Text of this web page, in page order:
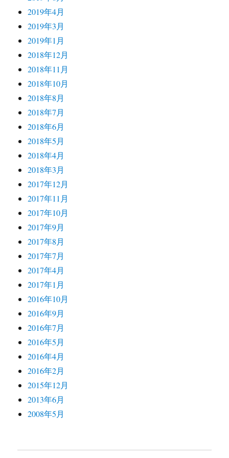
2019年4月
2019年3月
2019年1月
2018年12月
2018年11月
2018年10月
2018年8月
2018年7月
2018年6月
2018年5月
2018年4月
2018年3月
2017年12月
2017年11月
2017年10月
2017年9月
2017年8月
2017年7月
2017年4月
2017年1月
2016年10月
2016年9月
2016年7月
2016年5月
2016年4月
2016年2月
2015年12月
2013年6月
2008年5月